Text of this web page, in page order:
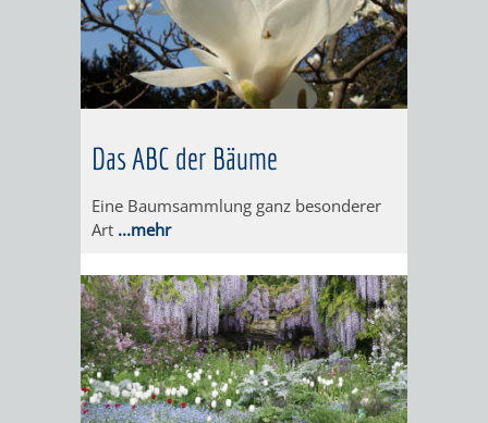
KINDERAUGEN
ERLEBEN
AUF
GEHT‘S
GRÜFFELO
–
DER
GITARRE
DURCH
-
VON
PINIEN,
ABC
DER
BÄUME
Das ABC der Bäume
Eine Baumsammlung ganz besonderer
Art ...mehr